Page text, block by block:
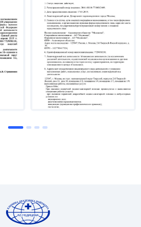
мышцы бедра.
остеосинтеза стягивающей
при переломах локтевого
и методами выявления
повреждениях менисков,
связок коленного
операций при разрыве
помощи при
хирургической
при травматической ампутации